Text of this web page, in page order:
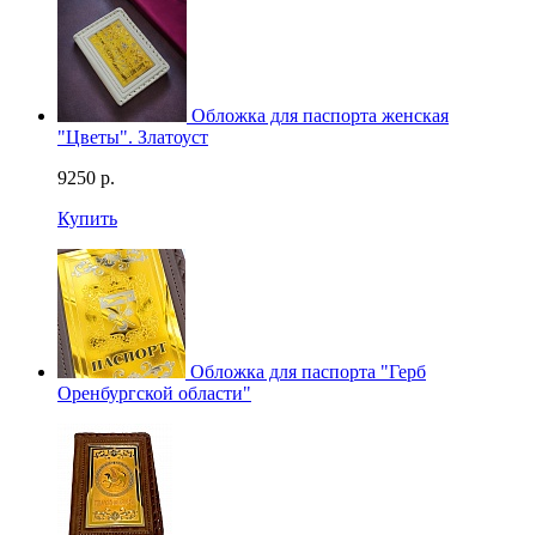
Обложка для паспорта женская
"Цветы". Златоуст
9250 р.
Купить
Обложка для паспорта "Герб
Оренбургской области"